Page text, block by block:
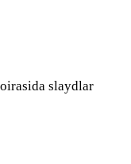
slaydlar